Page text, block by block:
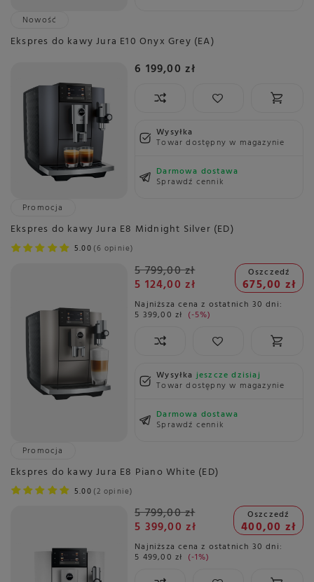
Nowość
Ekspres do kawy Jura E10 Onyx Grey (EA)
6 199,00 zł
Wysyłka
Towar dostępny w magazynie
Darmowa dostawa
Sprawdź cennik
Promocja
Ekspres do kawy Jura E8 Midnight Silver (ED)
5.00 6 opinie
5 799,00 zł
5 124,00 zł
Oszczedź
675,00 zł
Najniższa cena z ostatnich 30 dni:
5 399,00 zł -5%
Wysyłkajeszcze dzisiaj
Towar dostępny w magazynie
Darmowa dostawa
Sprawdź cennik
Promocja
Ekspres do kawy Jura E8 Piano White (ED)
5.00 2 opinie
5 799,00 zł
5 399,00 zł
Oszczedź
400,00 zł
Najniższa cena z ostatnich 30 dni:
5 499,00 zł -1%